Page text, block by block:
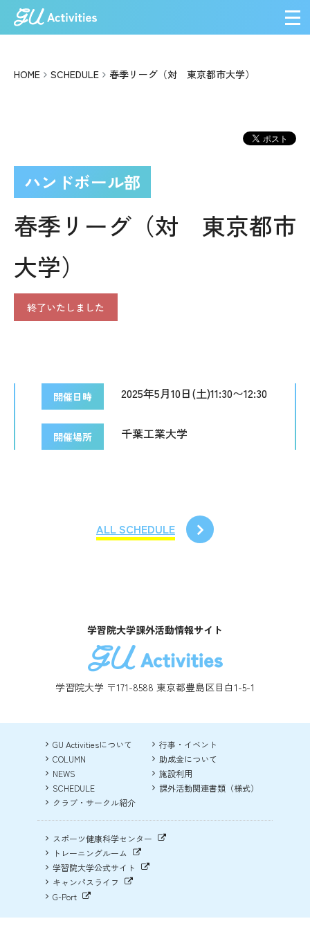
メ
HOME SCHEDULE 春季リーグ（対 東京都市大学）
ハンドボール部
春季リーグ（対 東京都市
大学）
終了いたしました
開催日時 2025年5月10日(土)11:30〜12:30
開催場所 千葉工業大学
ALL SCHEDULE
学習院大学課外活動情報サイト
学習院大学 〒171-8588 東京都豊島区目白1-5-1
GU Activitiesについて
COLUMN
NEWS
SCHEDULE
クラブ・サークル紹介
行事・イベント
助成金について
施設利用
課外活動関連書類（様式）
スポーツ健康科学センター
トレーニングルーム
学習院大学公式サイト
キャンパスライフ
G-Port